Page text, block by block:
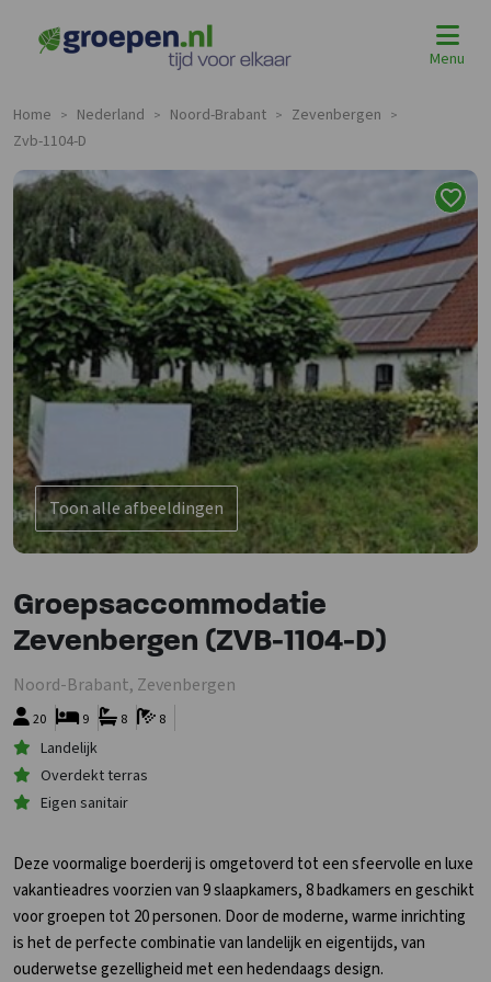
Menu
Home > Nederland > Noord-Brabant > Zevenbergen >
Zvb-1104-D
Toon alle afbeeldingen
Groepsaccommodatie
Zevenbergen (ZVB-1104-D)
Noord-Brabant, Zevenbergen
20 8
8
9
Landelijk
Overdekt terras
Eigen sanitair
Deze voormalige boerderij is omgetoverd tot een sfeervolle en luxe
vakantieadres voorzien van 9 slaapkamers, 8 badkamers en geschikt
voor groepen tot 20 personen. Door de moderne, warme inrichting
is het de perfecte combinatie van landelijk en eigentijds, van
ouderwetse gezelligheid met een hedendaags design.